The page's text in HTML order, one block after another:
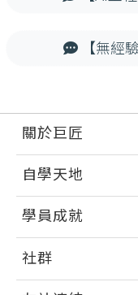
【無經
關於巨匠
自學天地
學員成就
社群